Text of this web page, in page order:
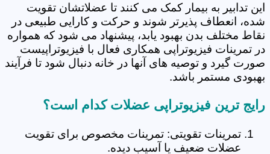
این تدابیر به بیمار کمک می کنند تا عضلاتشان تقویت
شده، انعطاف پذیرتر شوند و حرکت و کارایی طبیعی در
نقاط مختلف بدن بهبود یابد، پیشنهاد می شود که همواره
در تمرینات فیزیوتراپی همکاری فعال با فیزیوتراپیست
صورت گیرد و توصیه های آنها در خانه دنبال شود تا فرآیند
بهبودی مستمر باشد.
رایج ترین فیزیوتراپی عضلات کدام است؟
تمرینات تقویتی: تمرینات مخصوص برای تقویت
عضلات ضعیف یا آسیب دیده.